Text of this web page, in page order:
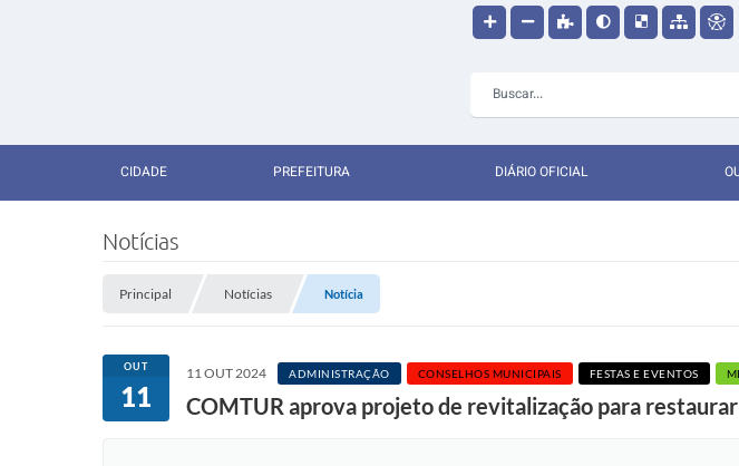
CIDADE PREFEITURA DIÁRIO OFICIAL
Notícias
Principal Notícias Notícia
OUT
11
11 OUT 2024 ADMINISTRAÇÃO CONSELHOS MUNICIPAIS FESTAS E EVENTOS
COMTUR aprova projeto de revitalização para